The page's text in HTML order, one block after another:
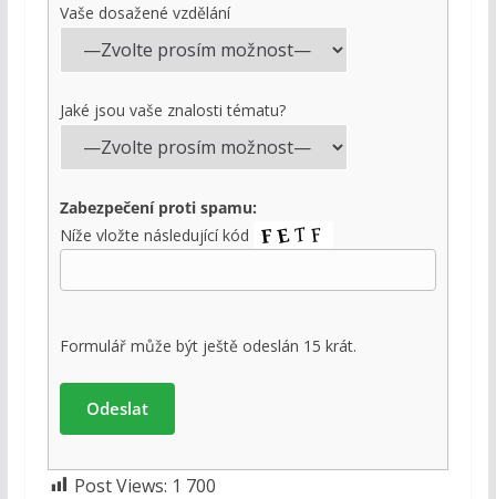
Vaše dosažené vzdělání
Jaké jsou vaše znalosti tématu?
Zabezpečení proti spamu:
Níže vložte následující kód
Formulář může být ještě odeslán 15 krát.
Post Views: 1 700